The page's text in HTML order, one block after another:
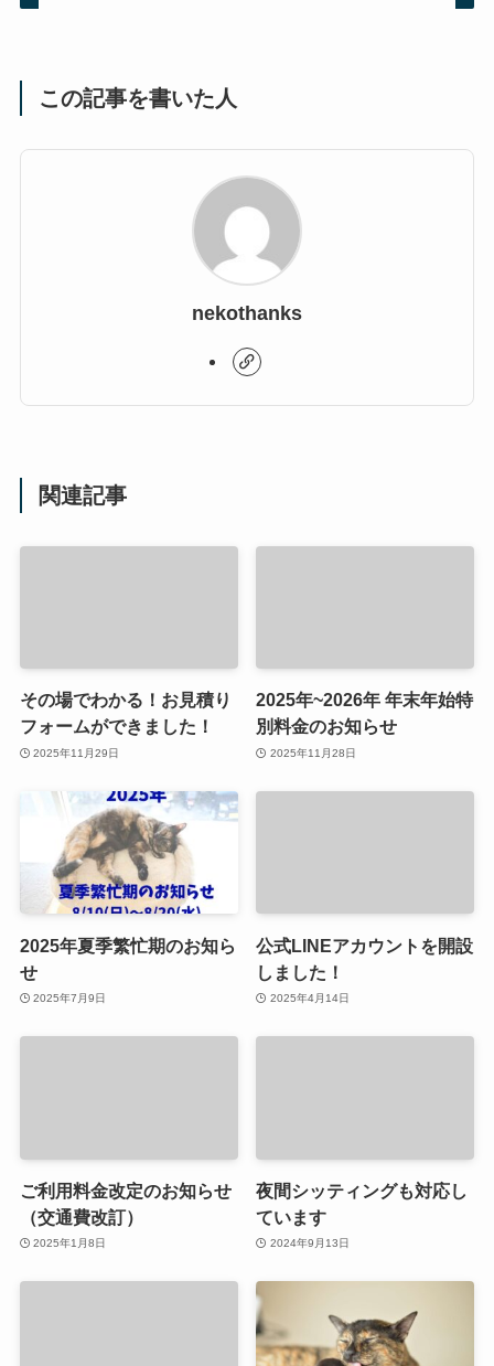
この記事を書いた人
nekothanks
関連記事
その場でわかる！お見積り
フォームができました！
2025年11月29日
2025年~2026年 年末年始特
別料金のお知らせ
2025年11月28日
2025年夏季繁忙期のお知ら
せ
2025年7月9日
公式LINEアカウントを開設
しました！
2025年4月14日
ご利用料金改定のお知らせ
（交通費改訂）
2025年1月8日
夜間シッティングも対応し
ています
2024年9月13日